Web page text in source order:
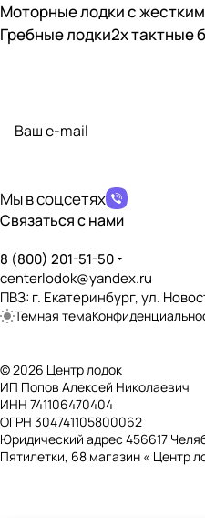
Моторные лодки с
Гребные лодки2х тактные
Мы в соцсетях
Связаться с нами
8 (800) 201-51-50
centerlodok@yandex.ru
ПВЗ: г. Екатеринбург, ул.
Темная тема
© 2026 Центр лодок
ИП Попов Алексей Николаевич
ИНН 741106470404
ОГРН 304741105800062
Юридический адрес 456617
Пятилетки, 68 магазин « Центр